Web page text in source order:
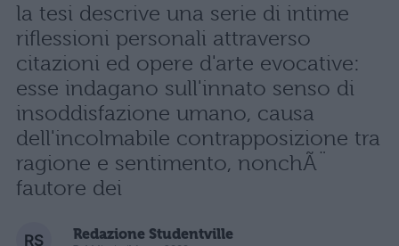
la tesi descrive una serie di intime
riflessioni personali attraverso
citazioni ed opere d'arte evocative:
esse indagano sull'innato senso di
insoddisfazione umano, causa
dell'incolmabile contrapposizione tra
ragione e sentimento, nonchÃ¨
fautore dei
Redazione Studentville